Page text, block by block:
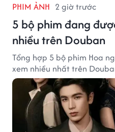
PHIM ẢNH 2 giờ trước
5 bộ phim đang
nhiều trên Douban
Tổng hợp 5 bộ phim Hoa
xem nhiều nhất trên